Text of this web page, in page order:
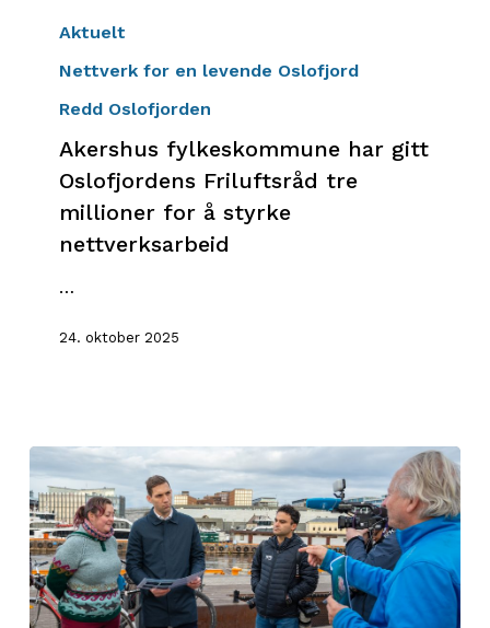
fylkeskommune
Oslofjordens
Friluftsråd
millioner
Aktuelt
Nettverk for en levende Oslofjord
Redd Oslofjorden
Akershus fylkeskommune har gitt
Oslofjordens Friluftsråd tre
millioner for å styrke
nettverksarbeid
…
24. oktober 2025